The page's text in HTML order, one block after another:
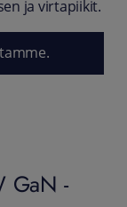
ja virtapiikit.
GaN -